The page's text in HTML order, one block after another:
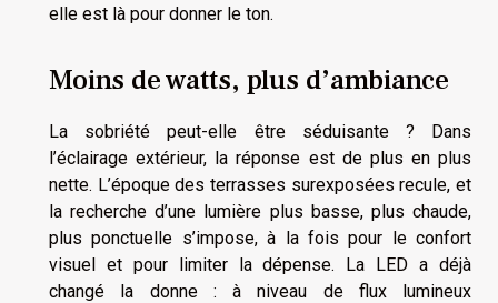
elle est là pour donner le ton.
Moins de watts, plus d’ambiance
La sobriété peut-elle être séduisante ? Dans
l’éclairage extérieur, la réponse est de plus en plus
nette. L’époque des terrasses surexposées recule, et
la recherche d’une lumière plus basse, plus chaude,
plus ponctuelle s’impose, à la fois pour le confort
visuel et pour limiter la dépense. La LED a déjà
changé la donne : à niveau de flux lumineux